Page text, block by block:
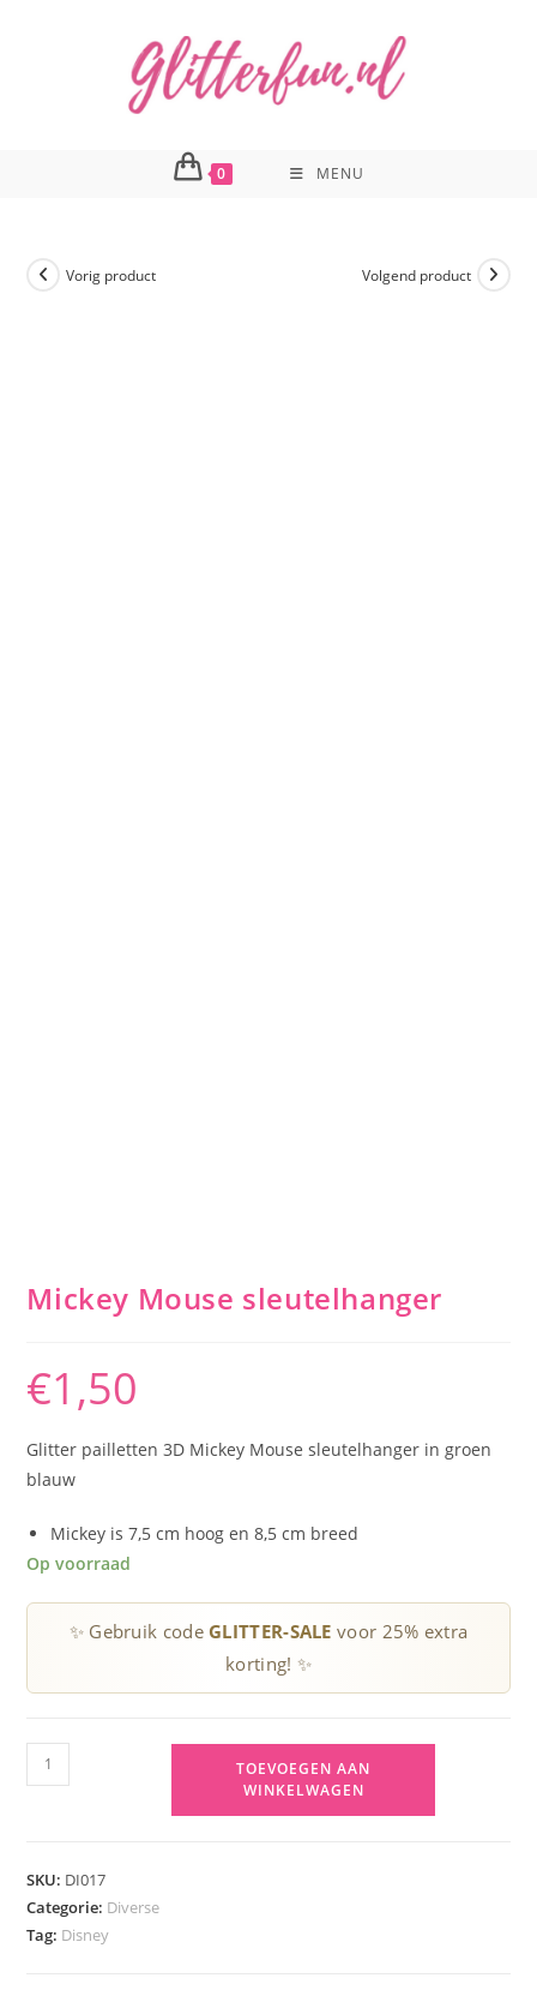
0 MENU
Vorig product Volgend product
Mickey Mouse sleutelhanger
€1,50
Glitter pailletten 3D Mickey Mouse sleutelhanger in groen
blauw
Mickey is 7,5 cm hoog en 8,5 cm breed
Op voorraad
✨ Gebruik code GLITTER-SALE voor 25% extra
korting! ✨
Mickey
Mouse
TOEVOEGEN AAN
WINKELWAGEN
SKU: DI017
Categorie: Diverse
Tag: Disney